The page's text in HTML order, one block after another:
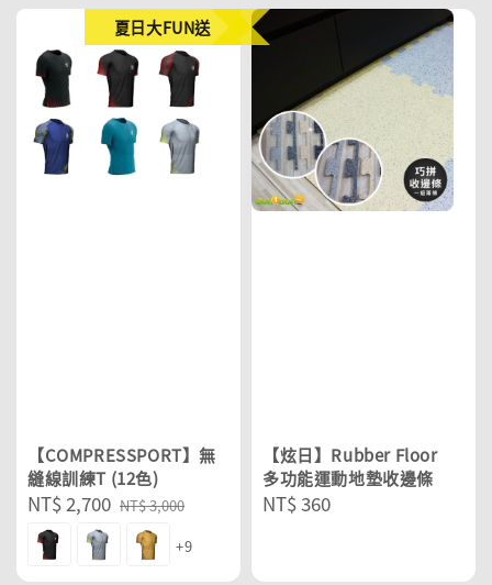
夏日大FUN送
【COMPRESSPORT】無
縫線訓練T (12色)
Sale
price
NT$ 2,700 Regular
price
NT$ 3,000
+9
【炫日】Rubber Floor
多功能運動地墊收邊條
Regular
NT$ 360